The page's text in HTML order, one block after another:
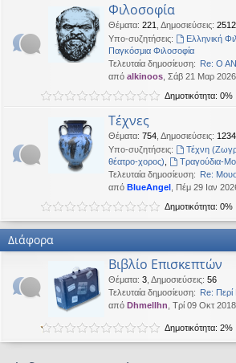
Φιλοσοφία
Θέματα: 221 Δημοσιεύσεις: 2512
Υπο-συζητήσεις:
Ελληνική
Παγκόσμια Φιλοσοφία
Τελευταία δημοσίευση: Re: Ο
από alkinoos , Σάβ 21 Μαρ
Δημοτικότητα: 0%
Τέχνες
Θέματα: 754 Δημοσιεύσεις:
Υπο-συζητήσεις:
Τέχνη
θέατρο-χορος)
Τραγούδια-
Τελευταία δημοσίευση: Re:
από BlueAngel , Πέμ 29 Ιαν
Δημοτικότητα: 0%
Διάφορα
Βιβλίο Επισκεπτών
Θέματα: 3 Δημοσιεύσεις: 56
Τελευταία δημοσίευση: Re: Περί
από Dhmellhn , Τρί 09 Οκτ
Δημοτικότητα: 2%